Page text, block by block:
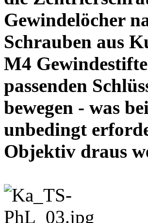
Gewindelöcher
Schrauben aus
M4
passenden
bewegen - was
unbedingt
Objektiv